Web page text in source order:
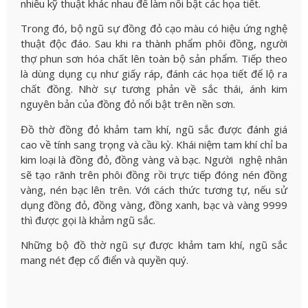
nhiều kỹ thuật khác nhau để làm nổi bật các họa tiết.
Trong đó, bộ ngũ sự đồng đỏ cạo màu có hiệu ứng nghệ
thuật độc đáo. Sau khi ra thành phẩm phôi đồng, người
thợ phun sơn hóa chất lên toàn bộ sản phẩm. Tiếp theo
là dùng dụng cụ như giấy ráp, đánh các họa tiết để lộ ra
chất đồng. Nhờ sự tương phản về sắc thái, ánh kim
nguyên bản của đồng đỏ nổi bật trên nền sơn.
Đồ thờ đồng đỏ khảm tam khí, ngũ sắc được đánh giá
cao về tính sang trọng và cầu kỳ. Khái niệm tam khí chỉ ba
kim loại là đồng đỏ, đồng vàng và bạc. Người nghệ nhân
sẽ tạo rãnh trên phôi đồng rồi trực tiếp đóng nén đồng
vàng, nén bạc lên trên. Với cách thức tương tự, nếu sử
dụng đồng đỏ, đồng vàng, đồng xanh, bạc và vàng 9999
thì được gọi là khảm ngũ sắc.
Những bộ đồ thờ ngũ sự được khảm tam khí, ngũ sắc
mang nét đẹp cổ điển và quyền quý.